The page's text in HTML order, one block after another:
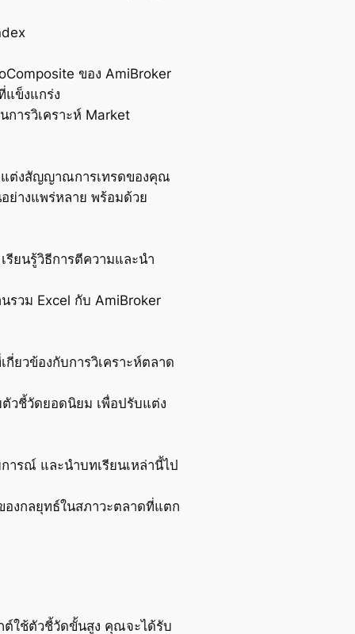
ของ AmiBroker
แข็งแกร่ง
การวิเคราะห์ Market
แต่งสัญญาณการเทรดของคุณ
ย่างแพร่หลาย พร้อมด้วย
รียนรู้วิธีการตีความและนำ
รวม Excel กับ AmiBroker
ยวข้องกับการวิเคราะห์ตลาด
วชี้วัดยอดนิยม เพื่อปรับแต่ง
ารณ์ และนำบทเรียนเหล่านี้ไป
งกลยุทธ์ในสภาวะตลาดที่แตก
ต์ใช้ตัวชี้วัดขั้นสูง คุณจะได้รับ